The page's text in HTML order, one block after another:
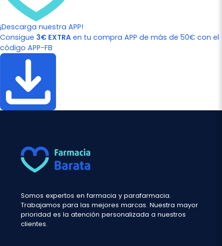
¡Descarga nuestra APP!
Consigue 3€ EXTRA en tu compra APP de más de 50€ con el
código APP-FB
Somos expertos en farmacia y parafarmacia.
Trabajamos para las mejores marcas. Nuestra mayor
prioridad es la atención personalizada a nuestros
clientes.